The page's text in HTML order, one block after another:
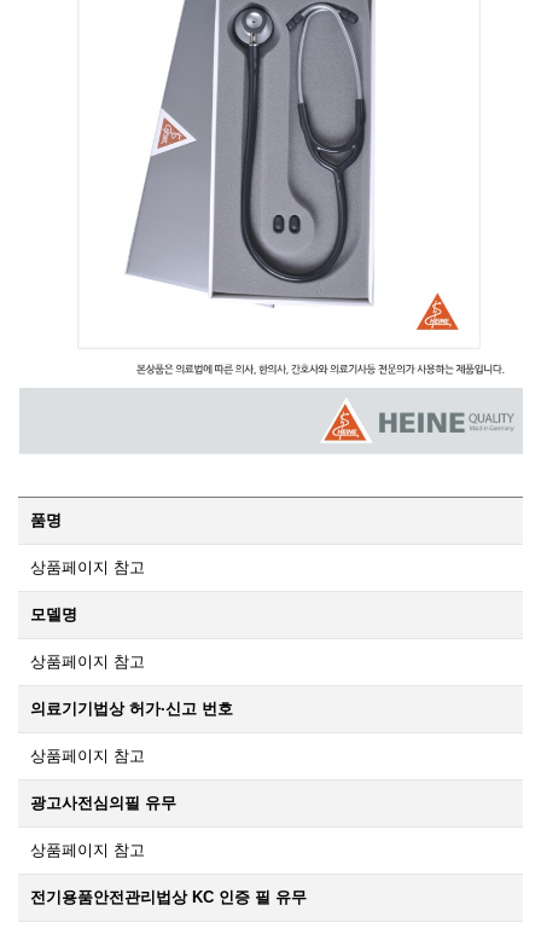
품명
상품페이지 참고
모델명
상품페이지 참고
의료기기법상 허가·신고 번호
상품페이지 참고
광고사전심의필 유무
상품페이지 참고
전기용품안전관리법상 KC 인증 필 유무